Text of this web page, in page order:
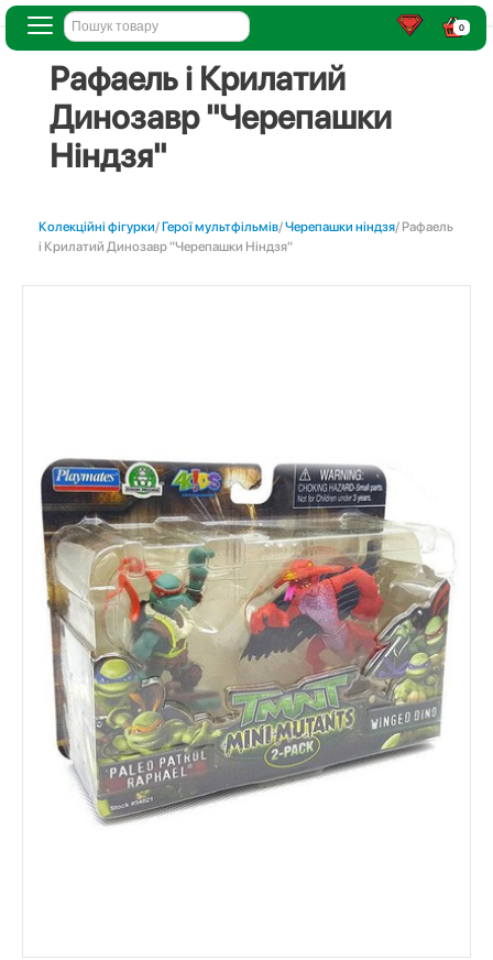
0
Рафаель і Крилатий
Динозавр "Черепашки
Ніндзя"
Колекційні фігурки/Герої мультфільмів/Черепашки ніндзя/ Рафаель
і Крилатий Динозавр "Черепашки Ніндзя"